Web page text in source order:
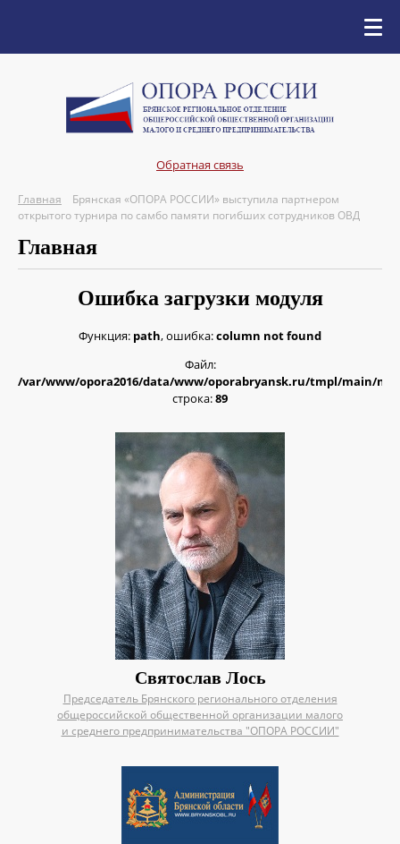
Обратная связь
Святослав Лось
Председатель Брянского регионального отделения
общероссийской общественной организации малого
и среднего предпринимательства "ОПОРА РОССИИ"
Главная
Брянская «ОПОРА РОССИИ» выступила партнером
открытого турнира по самбо памяти погибших сотрудников ОВД
Главная
Ошибка загрузки модуля
Функция: path, ошибка:column not found
Файл:
/var/www/opora2016/data/www/oporabryansk.ru/tmpl/main/
строка:89